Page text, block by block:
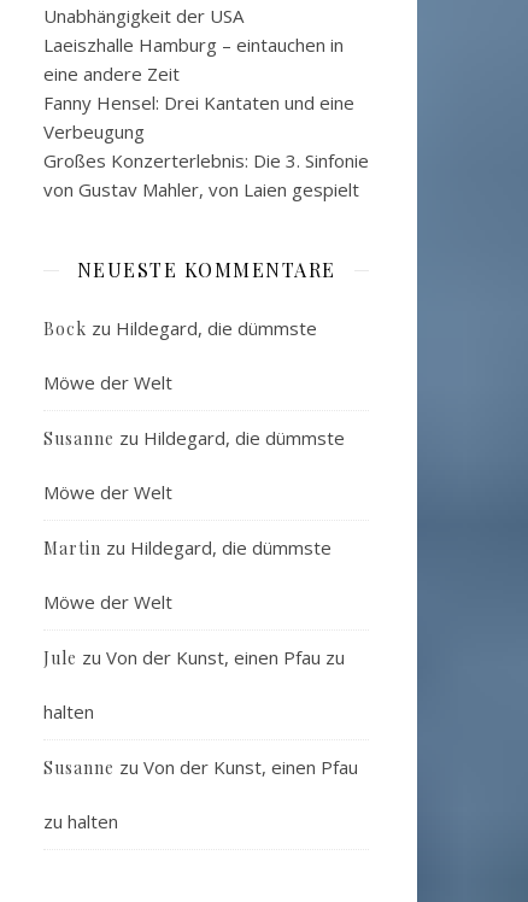
Unabhängigkeit der USA
Laeiszhalle Hamburg – eintauchen in
eine andere Zeit
Fanny Hensel: Drei Kantaten und eine
Verbeugung
Großes Konzerterlebnis: Die 3. Sinfonie
von Gustav Mahler, von Laien gespielt
NEUESTE KOMMENTARE
Bock zu Hildegard, die dümmste
Möwe der Welt
Susanne zu Hildegard, die dümmste
Möwe der Welt
Martin zu Hildegard, die dümmste
Möwe der Welt
Jule zu Von der Kunst, einen Pfau zu
halten
Susanne zu Von der Kunst, einen Pfau
zu halten